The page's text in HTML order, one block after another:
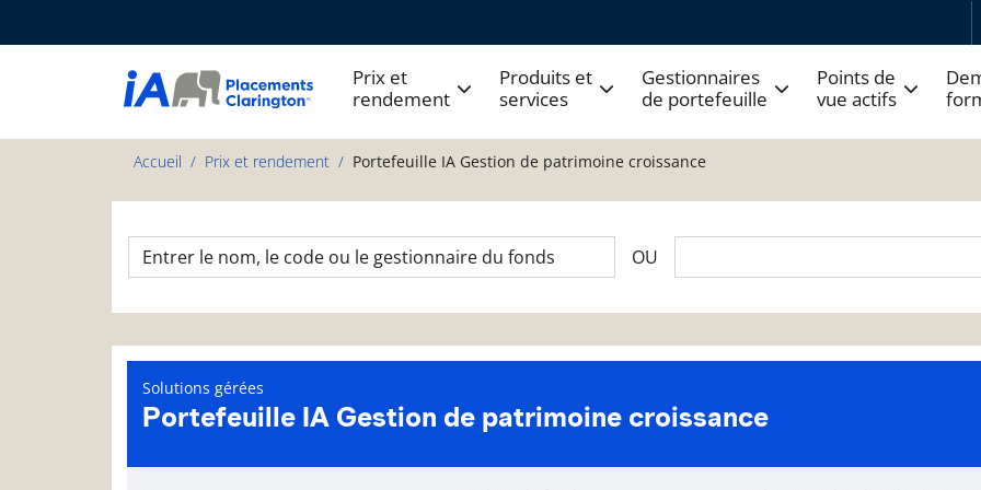
Prix et
rendement
Produits et
services
Gestionnaires
de portefeuille
Points de
vue actifs
Accueil Prix et rendement Portefeuille IA Gestion de patrimoine croissance
OU
Solutions gérées
Portefeuille IA Gestion de patrimoine croissance